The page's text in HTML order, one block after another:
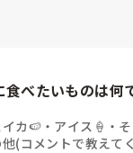
食べたいものは何
イカ🍉 ・ アイス🍦 ・
(コメントで教えて